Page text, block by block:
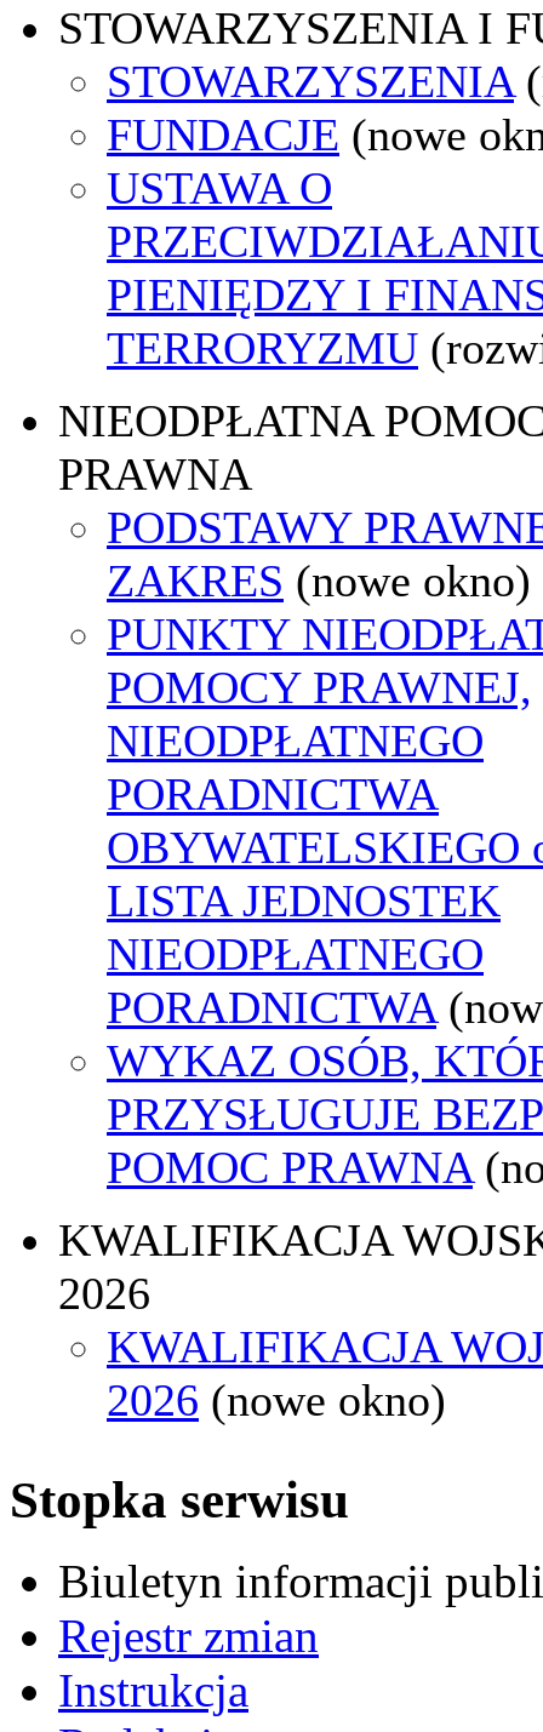
STOWARZYSZENIA I
STOWARZYSZENIA
FUNDACJE (nowe
USTAWA O
PIENIĘDZY I
TERRORYZMU
NIEODPŁATNA
PRAWNA
PODSTAWY
ZAKRES (nowe okno)
PUNKTY
POMOCY PRAWNEJ,
NIEODPŁATNEGO
PORADNICTWA
OBYWATELSKIEGO
LISTA JEDNOSTEK
NIEODPŁATNEGO
PORADNICTWA
WYKAZ OSÓB,
PRZYSŁUGUJE
POMOC PRAWNA
KWALIFIKACJA
2026
KWALIFIKACJA
2026 (nowe okno)
Stopka serwisu
Biuletyn informacji
Rejestr zmian
Instrukcja